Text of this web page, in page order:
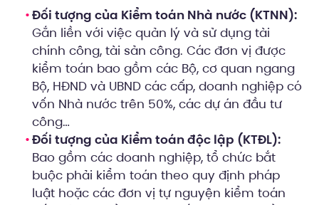
Đối tượng của Kiểm toán Nhà nước (KTNN):
Gắn liền với việc quản lý và sử dụng tài
chính công, tài sản công. Các đơn vị được
kiểm toán bao gồm các Bộ, cơ quan ngang
Bộ, HĐND và UBND các cấp, doanh nghiệp có
vốn Nhà nước trên 50%, các dự án đầu tư
công…
Đối tượng của Kiểm toán độc lập (KTĐL):
Bao gồm các doanh nghiệp, tổ chức bắt
buộc phải kiểm toán theo quy định pháp
luật hoặc các đơn vị tự nguyện kiểm toán